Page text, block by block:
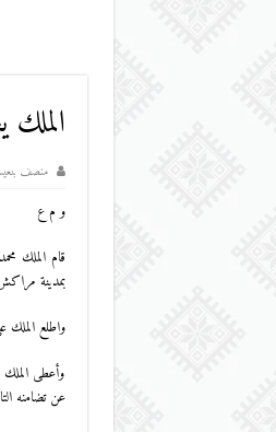
منصف
و م ع
قام الملك
بمدينة
واطلع الملك
وأعطى
عن تضامنه